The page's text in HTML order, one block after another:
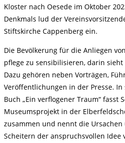
Kloster nach Oesede im Oktober
Denkmals lud der
Stiftskirche Cappenberg ein.
Die Bevölkerung für die Anliegen
pflege zu sensibilisieren, darin
Dazu gehören neben Vorträgen,
Veröffentlichungen in der Presse.
Buch „Ein verflogener Traum“ fasst
Museumsprojekt in der
zusammen und nennt die
Scheitern der anspruchsvollen Idee